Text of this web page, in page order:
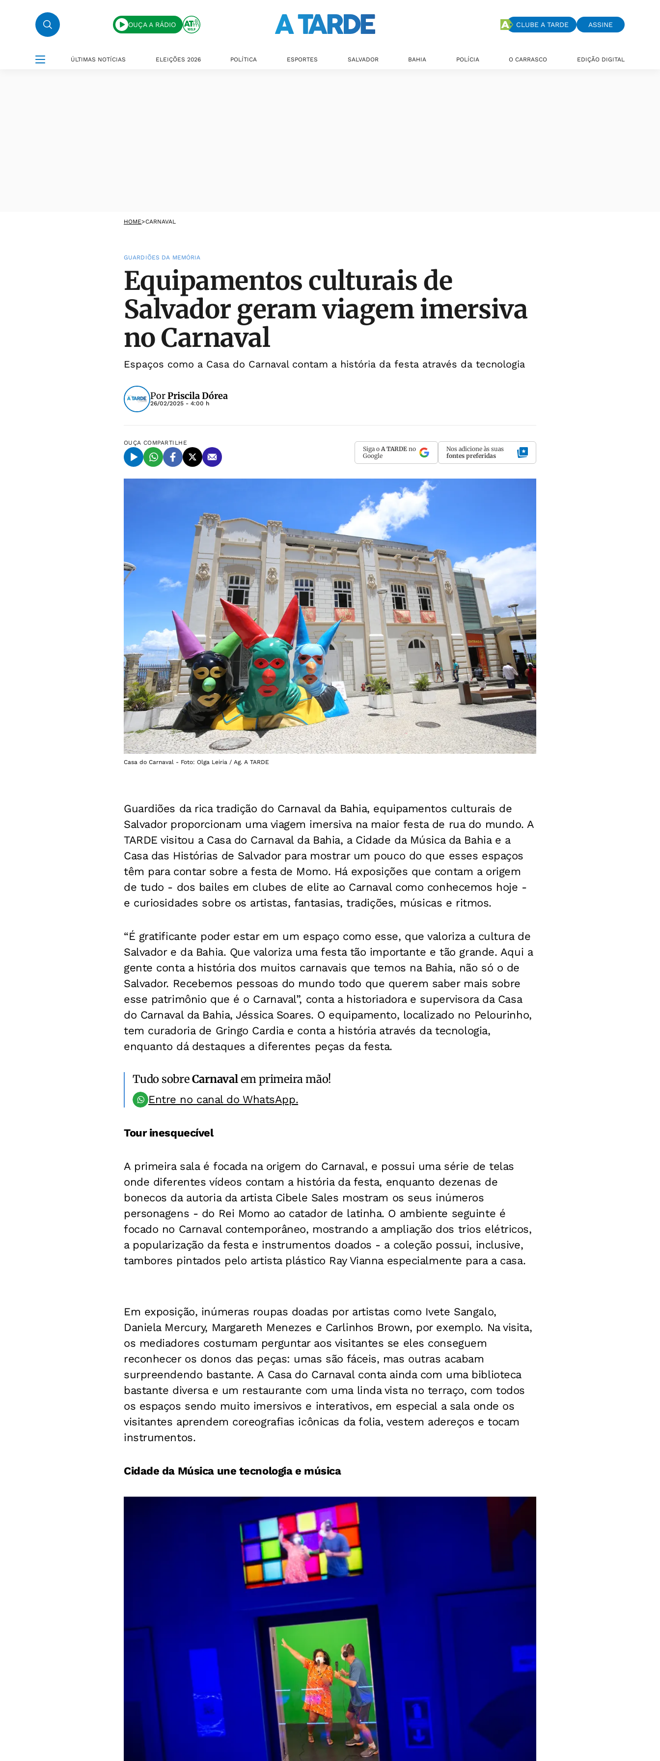
OUÇA A RÁDIO CLUBE A TARDE ASSINE
ÚLTIMAS NOTÍCIAS ELEIÇÕES 2026 POLÍTICA ESPORTES SALVADOR BAHIA POLÍCIA O CARRASCO EDIÇÃO DIGITAL
HOME>CARNAVAL
GUARDIÕES DA MEMÓRIA
Equipamentos culturais de
Salvador geram viagem imersiva
no Carnaval
Espaços como a Casa do Carnaval contam a história da festa através da tecnologia
PorPriscila Dórea
26/02/2025 - 4:00 h
OUÇA COMPARTILHE
Siga o A TARDE no
Google
Nos adicione às suas
fontes preferidas
Casa do Carnaval - Foto: Olga Leiria / Ag. A TARDE
Guardiões da rica tradição do Carnaval da Bahia, equipamentos culturais de
Salvador proporcionam uma viagem imersiva na maior festa de rua do mundo. A
TARDE visitou a Casa do Carnaval da Bahia, a Cidade da Música da Bahia e a
Casa das Histórias de Salvador para mostrar um pouco do que esses espaços
têm para contar sobre a festa de Momo. Há exposições que contam a origem
de tudo - dos bailes em clubes de elite ao Carnaval como conhecemos hoje -
e curiosidades sobre os artistas, fantasias, tradições, músicas e ritmos.
“É gratificante poder estar em um espaço como esse, que valoriza a cultura de
Salvador e da Bahia. Que valoriza uma festa tão importante e tão grande. Aqui a
gente conta a história dos muitos carnavais que temos na Bahia, não só o de
Salvador. Recebemos pessoas do mundo todo que querem saber mais sobre
esse patrimônio que é o Carnaval”, conta a historiadora e supervisora da Casa
do Carnaval da Bahia, Jéssica Soares. O equipamento, localizado no Pelourinho,
tem curadoria de Gringo Cardia e conta a história através da tecnologia,
enquanto dá destaques a diferentes peças da festa.
Tudo sobreCarnavalem primeira mão!
Entre no canal do WhatsApp.
Tour inesquecível
A primeira sala é focada na origem do Carnaval, e possui uma série de telas
onde diferentes vídeos contam a história da festa, enquanto dezenas de
bonecos da autoria da artista Cibele Sales mostram os seus inúmeros
personagens - do Rei Momo ao catador de latinha. O ambiente seguinte é
focado no Carnaval contemporâneo, mostrando a ampliação dos trios elétricos,
a popularização da festa e instrumentos doados - a coleção possui, inclusive,
tambores pintados pelo artista plástico Ray Vianna especialmente para a casa.
Em exposição, inúmeras roupas doadas por artistas como Ivete Sangalo,
Daniela Mercury, Margareth Menezes e Carlinhos Brown, por exemplo. Na visita,
os mediadores costumam perguntar aos visitantes se eles conseguem
reconhecer os donos das peças: umas são fáceis, mas outras acabam
surpreendendo bastante. A Casa do Carnaval conta ainda com uma biblioteca
bastante diversa e um restaurante com uma linda vista no terraço, com todos
os espaços sendo muito imersivos e interativos, em especial a sala onde os
visitantes aprendem coreografias icônicas da folia, vestem adereços e tocam
instrumentos.
Cidade da Música une tecnologia e música